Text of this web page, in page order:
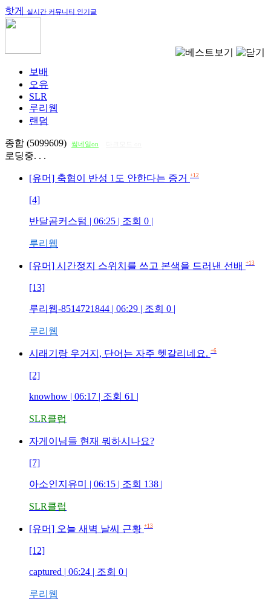
핫게 실시간 커뮤니티 인기글
보배
오유
SLR
루리웹
랜덤
종합 (5099609) 썸네일on
로딩중. . .
[유머] 축협이 반성 1도 안한다는 증거 +12
[4]
반달곰커스텀 | 06:25 | 조회 0 |
루리웹
[유머] 시간정지 스위치를 쓰고 본색을 드러낸 선배 +13
[13]
루리웹-8514721844 | 06:29 | 조회 0 |
루리웹
시래기랑 우거지, 단어는 자주 헷갈리네요. +6
[2]
knowhow | 06:17 | 조회 61 |
SLR클럽
자게이님들 현재 뭐하시나요?
[7]
아소인지유미 | 06:15 | 조회 138 |
SLR클럽
[유머] 오늘 새벽 날씨 근황 +13
[12]
captured | 06:24 | 조회 0 |
루리웹